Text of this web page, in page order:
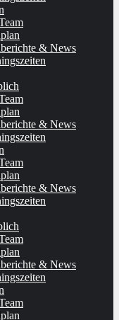
& News
& News
& News
& News